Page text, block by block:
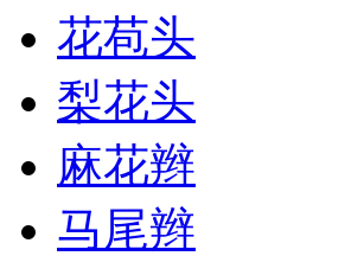
花苞头
梨花头
麻花辫
马尾辫